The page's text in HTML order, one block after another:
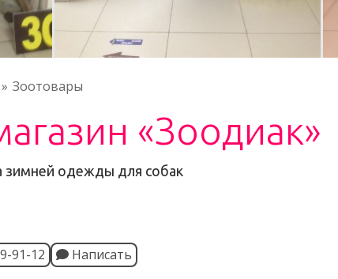
Зоотовары
«Зоодиак»
зимней одежды для собак
91-12 Написать